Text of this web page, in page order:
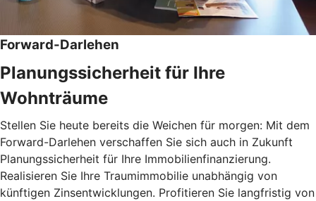
Forward-Darlehen
Planungssicherheit für Ihre
Wohnträume
Stellen Sie heute bereits die Weichen für morgen: Mit dem
Forward-Darlehen verschaffen Sie sich auch in Zukunft
Planungssicherheit für Ihre Immobilienfinanzierung.
Realisieren Sie Ihre Traumimmobilie unabhängig von
künftigen Zinsentwicklungen. Profitieren Sie langfristig von